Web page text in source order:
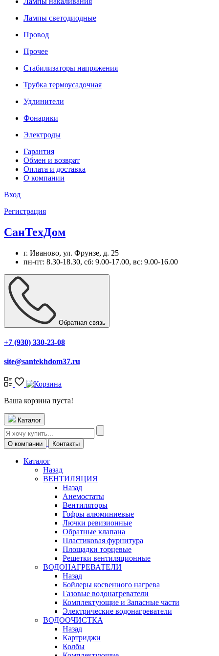
Лампы светодиодные
Провод
Прочее
Стабилизаторы напряжения
Трубка термоусадочная
Удлинители
Фонарики
Электроды
Гарантия
Обмен и возврат
Оплата и доставка
О компании
Вход
Регистрация
СанТехДом
г. Иваново, ул. Фрунзе, д. 25
пн-пт: 8.30-18.30, сб: 9.00-17.00, вс: 9.00-16.00
Обратная связь
+7 (930) 330-23-08
site@santekhdom37.ru
Ваша корзина пуста!
Каталог
О компании Контакты
Каталог
Назад
ВЕНТИЛЯЦИЯ
Назад
Анемостаты
Вентиляторы
Гофры алюминиевые
Лючки ревизионные
Обратные клапана
Пластиковая фурнитура
Площадки торцевые
Решетки вентиляционные
ВОДОНАГРЕВАТЕЛИ
Назад
Бойлеры косвенного нагрева
Газовые водонагреватели
Комплектующие и Запасные части
Электрические водонагреватели
ВОДООЧИСТКА
Назад
Картриджи
Колбы